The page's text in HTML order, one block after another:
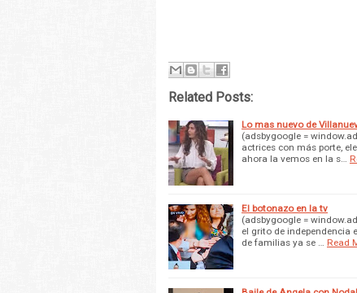
Related Posts:
Lo mas nuevo de
(adsbygoogle =
actrices con más porte,
ahora la vemos en la s…
El botonazo en la tv
(adsbygoogle =
el grito de independencia
de familias ya se …
Read